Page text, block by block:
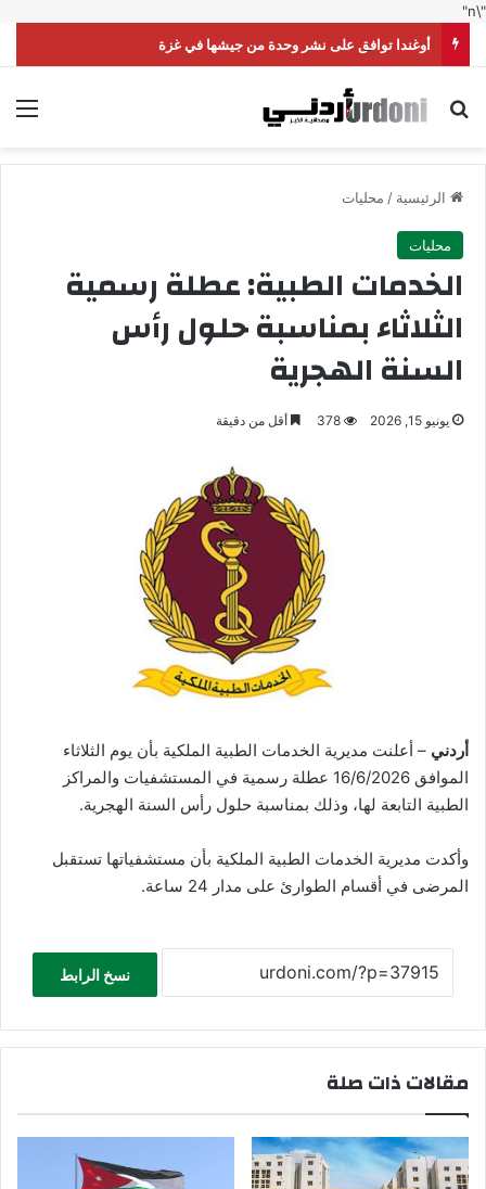
"\n"
أوغندا توافق على نشر وحدة من جيشها في غزة
بحث عن
الرئيسية / محليات
محليات
الخدمات الطبية: عطلة رسمية
الثلاثاء بمناسبة حلول رأس
السنة الهجرية
يونيو 15, 2026 378 أقل من دقيقة
أردني – أعلنت مديرية الخدمات الطبية الملكية بأن يوم الثلاثاء
الموافق 16/6/2026 عطلة رسمية في المستشفيات والمراكز
الطبية التابعة لها، وذلك بمناسبة حلول رأس السنة الهجرية.
وأكدت مديرية الخدمات الطبية الملكية بأن مستشفياتها تستقبل
المرضى في أقسام الطوارئ على مدار 24 ساعة.
نسخ الرابط
مقالات ذات صلة